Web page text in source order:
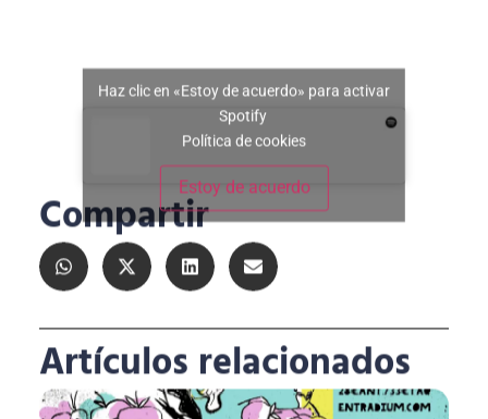
Haz clic en «Estoy de acuerdo» para activar
Spotify
Política de cookies
Estoy de acuerdo
Compartir
Artículos relacionados